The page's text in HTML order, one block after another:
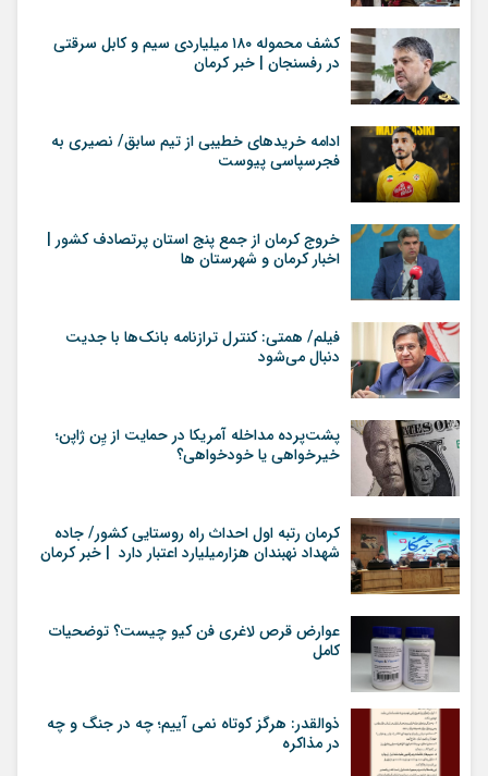
کشف محموله ۱۸۰ میلیاردی سیم و کابل سرقتی
در رفسنجان | خبر کرمان
ادامه خریدهای خطیبی از تیم سابق/ نصیری به
فجرسپاسی پیوست
خروج کرمان از جمع پنج استان پرتصادف کشور |
اخبار کرمان و شهرستان ها
فیلم/ همتی: کنترل ترازنامه بانک‌ها با جدیت
دنبال می‌شود
پشت‌پرده مداخله آمریکا در حمایت از یِن ژاپن؛
خیرخواهی یا خودخواهی؟
کرمان رتبه اول احداث راه روستایی کشور/ جاده
شهداد نهبندان هزارمیلیارد اعتبار دارد | خبر کرمان
عوارض قرص لاغری فن کیو چیست؟ توضحیات
کامل
ذوالقدر: هرگز کوتاه نمی آییم؛ چه در جنگ و چه
در مذاکره